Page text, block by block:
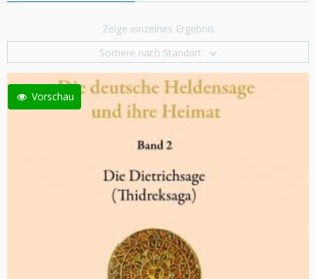
Zeige einzelnes Ergebnis
Sortiere nach Standart
Vorschau